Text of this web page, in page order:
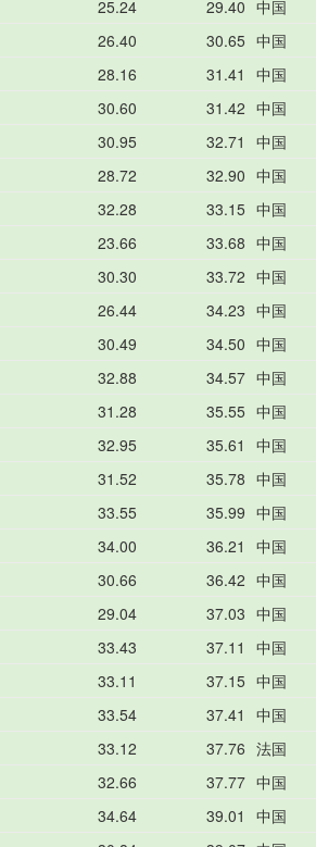
25.24 29.40 中国
26.40 30.65 中国
28.16 31.41 中国
30.60 31.42 中国
30.95 32.71 中国
28.72 32.90 中国
32.28 33.15 中国
23.66 33.68 中国
30.30 33.72 中国
26.44 34.23 中国
30.49 34.50 中国
32.88 34.57 中国
31.28 35.55 中国
32.95 35.61 中国
31.52 35.78 中国
33.55 35.99 中国
34.00 36.21 中国
30.66 36.42 中国
29.04 37.03 中国
33.43 37.11 中国
33.11 37.15 中国
33.54 37.41 中国
33.12 37.76 法国
32.66 37.77 中国
34.64 39.01 中国